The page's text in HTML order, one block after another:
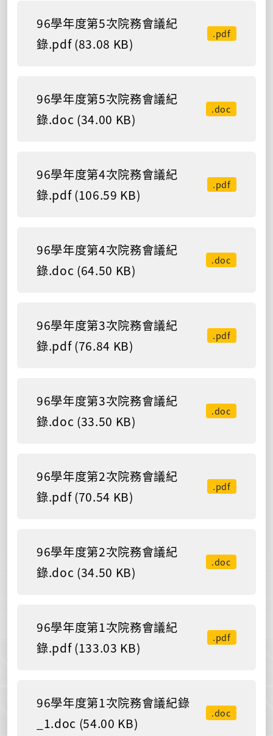
96學年度第5次院務會議紀
錄.pdf (83.08 KB)
.pdf
96學年度第5次院務會議紀
錄.doc (34.00 KB)
.doc
96學年度第4次院務會議紀
錄.pdf (106.59 KB)
.pdf
96學年度第4次院務會議紀
錄.doc (64.50 KB)
.doc
96學年度第3次院務會議紀
錄.pdf (76.84 KB)
.pdf
96學年度第3次院務會議紀
錄.doc (33.50 KB)
.doc
96學年度第2次院務會議紀
錄.pdf (70.54 KB)
.pdf
96學年度第2次院務會議紀
錄.doc (34.50 KB)
.doc
96學年度第1次院務會議紀
錄.pdf (133.03 KB)
.pdf
96學年度第1次院務會議紀錄
_1.doc (54.00 KB)
.doc